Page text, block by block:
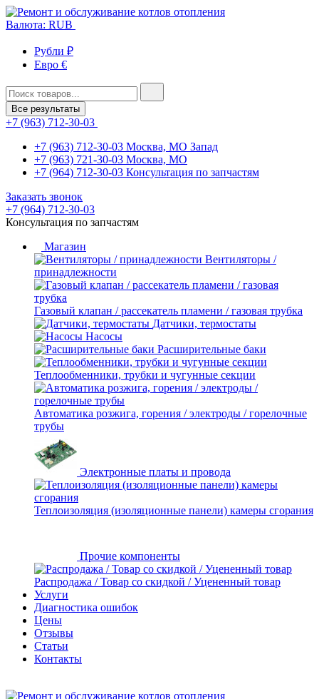
Валюта: RUB
Рубли ₽
Евро €
Все результаты
+7 (963) 712-30-03
+7 (963) 712-30-03 Москва, МО Запад
+7 (963) 721-30-03 Москва, МО
+7 (964) 712-30-03 Консультация по запчастям
Заказать звонок
+7 (964) 712-30-03
Консультация по запчастям
Магазин
Вентиляторы /
принадлежности
Газовый клапан / рассекатель пламени / газовая трубка
Датчики, термостаты
Насосы
Расширительные баки
Теплообменники, трубки и чугунные секции
Автоматика розжига, горения / электроды / горелочные
трубы
Электронные платы и провода
Теплоизоляция (изоляционные панели) камеры сгорания
Прочие компоненты
Распродажа / Товар со скидкой / Уцененный товар
Услуги
Диагностика ошибок
Цены
Отзывы
Статьи
Контакты